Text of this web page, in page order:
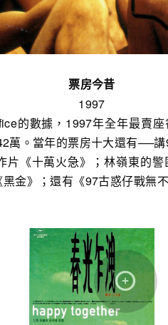
票房今昔
1997
的數據，1997年全年最賣
萬。當年的票房十大還有──
片《十萬火急》；林嶺東的
黑金》；還有《97古惑仔戰無